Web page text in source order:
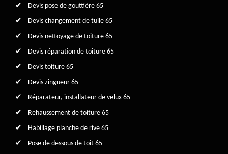
Devis pose de gouttière 65
Devis changement de tuile 65
Devis nettoyage de toiture 65
Devis réparation de toiture 65
Devis toiture 65
Devis zingueur 65
Réparateur, installateur de velux 65
Rehaussement de toiture 65
Habillage planche de rive 65
Pose de dessous de toit 65